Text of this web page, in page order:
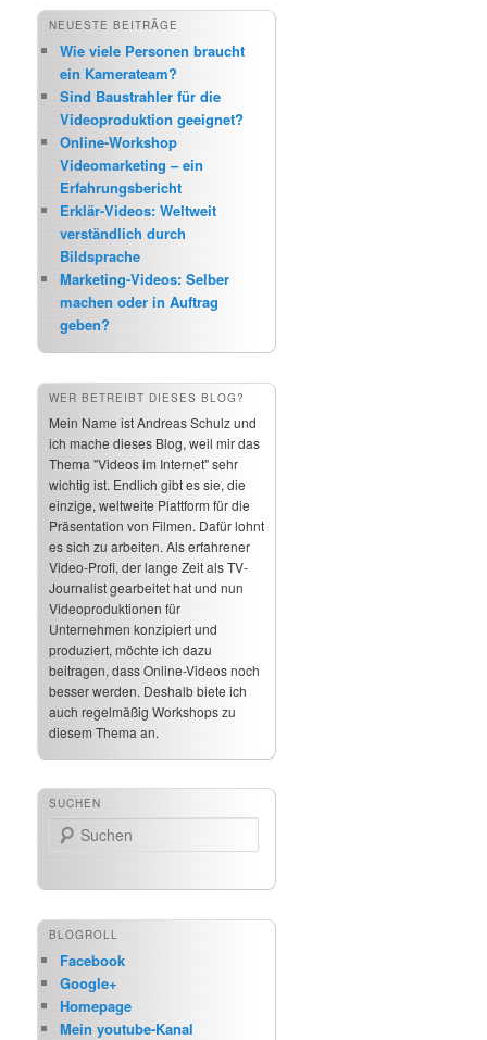
NEUESTE BEITRÄGE
Wie viele Personen braucht
ein Kamerateam?
Sind Baustrahler für die
Videoproduktion geeignet?
Online-Workshop
Videomarketing – ein
Erfahrungsbericht
Erklär-Videos: Weltweit
verständlich durch
Bildsprache
Marketing-Videos: Selber
machen oder in Auftrag
geben?
WER BETREIBT DIESES BLOG?
Mein Name ist Andreas Schulz und
ich mache dieses Blog, weil mir das
Thema "Videos im Internet" sehr
wichtig ist. Endlich gibt es sie, die
einzige, weltweite Plattform für die
Präsentation von Filmen. Dafür lohnt
es sich zu arbeiten. Als erfahrener
Video-Profi, der lange Zeit als TV-
Journalist gearbeitet hat und nun
Videoproduktionen für
Unternehmen konzipiert und
produziert, möchte ich dazu
beitragen, dass Online-Videos noch
besser werden. Deshalb biete ich
auch regelmäßig Workshops zu
diesem Thema an.
SUCHEN
Suchen
BLOGROLL
Facebook
Google+
Homepage
Mein youtube-Kanal